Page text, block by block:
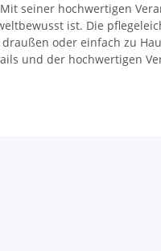
seiner hochwertigen
ist. Die
oder einfach zu
und der hochwertigen